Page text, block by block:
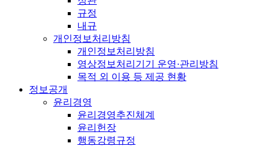
규정
내규
개인정보처리방침
개인정보처리방침
영상정보처리기기 운영·관리방침
목적 외 이용 등 제공 현황
정보공개
윤리경영
윤리경영추진체계
윤리헌장
행동강령규정